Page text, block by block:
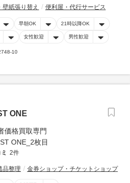
壁紙張り替え 便利屋・代行サービス
早朝OK 21時以降OK
女性歓迎 男性歓迎
10
ONE
2件
品整理 金券ショップ・チケットショップ